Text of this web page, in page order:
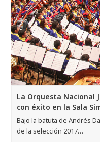
La Orquesta Nacional
con éxito en la Sala
Bajo la batuta de Andrés
de la selección 2017…